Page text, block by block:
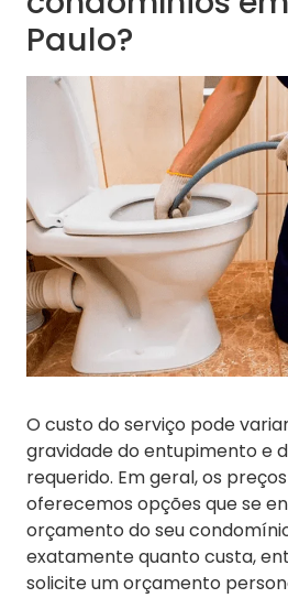
Paulo?
O custo do serviço pode
gravidade do entupimento e
requerido. Em geral, os
oferecemos opções que se
orçamento do seu
exatamente quanto custa,
solicite um orçamento